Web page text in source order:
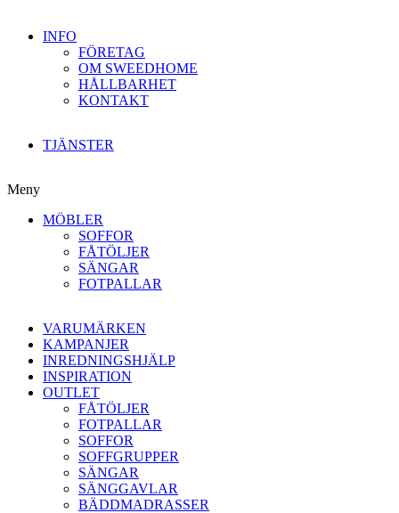
INFO
FÖRETAG
OM SWEEDHOME
HÅLLBARHET
KONTAKT
TJÄNSTER
Meny
MÖBLER
SOFFOR
FÅTÖLJER
SÄNGAR
FOTPALLAR
VARUMÄRKEN
KAMPANJER
INREDNINGSHJÄLP
INSPIRATION
OUTLET
FÅTÖLJER
FOTPALLAR
SOFFOR
SOFFGRUPPER
SÄNGAR
SÄNGGAVLAR
BÄDDMADRASSER